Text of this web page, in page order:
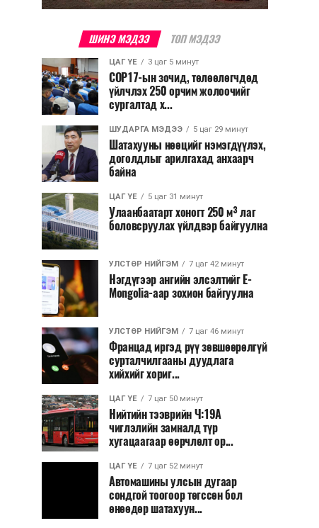
ШИНЭ МЭДЭЭ ТОП МЭДЭЭ
ЦАГ ҮЕ 3 цаг 5 минут
COP17-ын зочид, төлөөлөгчдөд
үйлчлэх 250 орчим жолоочийг
сургалтад х...
ШУДАРГА МЭДЭЭ 5 цаг 29 минут
Шатахууны нөөцийг нэмэгдүүлэх,
доголдлыг арилгахад анхаарч
байна
ЦАГ ҮЕ 5 цаг 31 минут
Улаанбаатарт хоногт 250 м³ лаг
боловсруулах үйлдвэр байгуулна
УЛСТӨР НИЙГЭМ 7 цаг 42 минут
Нэгдүгээр ангийн элсэлтийг E-
Mongolia-аар зохион байгуулна
УЛСТӨР НИЙГЭМ 7 цаг 46 минут
Францад иргэд рүү зөвшөөрөлгүй
сурталчилгааны дуудлага
хийхийг хориг...
ЦАГ ҮЕ 7 цаг 50 минут
Нийтийн тээврийн Ч:19А
чиглэлийн замналд түр
хугацаагаар өөрчлөлт ор...
ЦАГ ҮЕ 7 цаг 52 минут
Автомашины улсын дугаар
сондгой тоогоор төгссөн бол
өнөөдөр шатахуун...